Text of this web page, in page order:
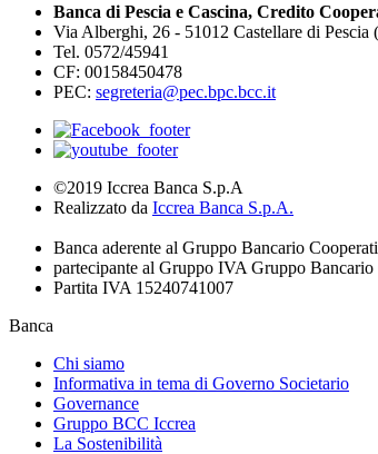
Banca di Pescia e Cascina, Credito
Via Alberghi, 26 - 51012 Castellare di Pescia
Tel. 0572/45941
CF: 00158450478
PEC: segreteria@pec.bpc.bcc.it
©2019 Iccrea Banca S.p.A
Realizzato da Iccrea Banca S.p.A.
Banca aderente al Gruppo Bancario
partecipante al Gruppo IVA Gruppo Bancario
Partita IVA 15240741007
Banca
Chi siamo
Informativa in tema di Governo Societario
Governance
Gruppo BCC Iccrea
La Sostenibilità